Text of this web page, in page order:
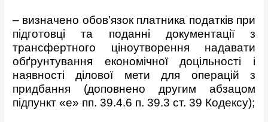
– визначено обов’язок платника податків при
підготовці та поданні документації з
трансфертного ціноутворення надавати
обґрунтування економічної доцільності і
наявності ділової мети для операцій з
придбання (доповнено другим абзацом
підпункт «е» пп. 39.4.6 п. 39.3 ст. 39 Кодексу);